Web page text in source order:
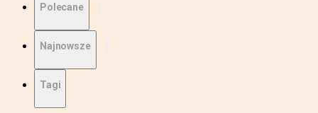
Polecane
Najnowsze
Tagi